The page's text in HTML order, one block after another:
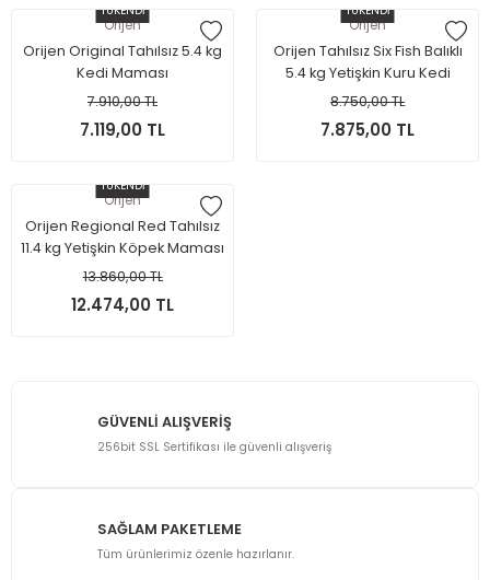
TÜKENDİ
Orijen
Orijen Original Tahılsız 5.4 kg
Kedi Maması
7.910,00 TL
7.119,00 TL
TÜKENDİ
Orijen
Orijen Tahılsız Six Fish Balıklı
5.4 kg Yetişkin Kuru Kedi
Maması
8.750,00 TL
7.875,00 TL
TÜKENDİ
Orijen
Orijen Regional Red Tahılsız
11.4 kg Yetişkin Köpek Maması
13.860,00 TL
12.474,00 TL
GÜVENLİ ALIŞVERİŞ
256bit SSL Sertifikası ile güvenli alışveriş
SAĞLAM PAKETLEME
Tüm ürünlerimiz özenle hazırlanır.